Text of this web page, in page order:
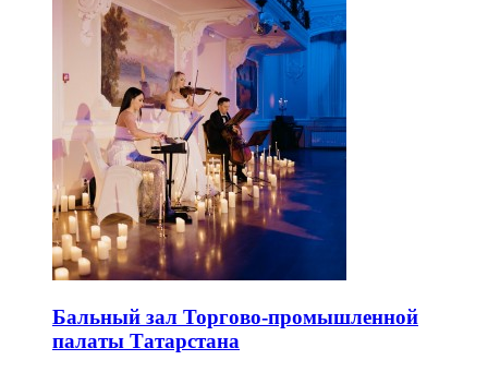
Бальный зал Торгово-промышленной
палаты Татарстана